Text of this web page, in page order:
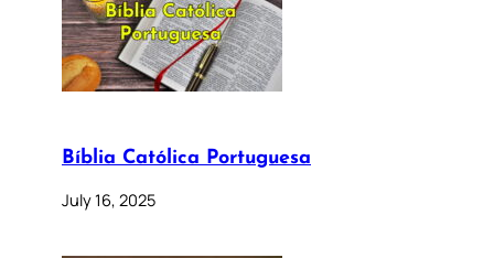
Bíblia Católica Portuguesa
July 16, 2025